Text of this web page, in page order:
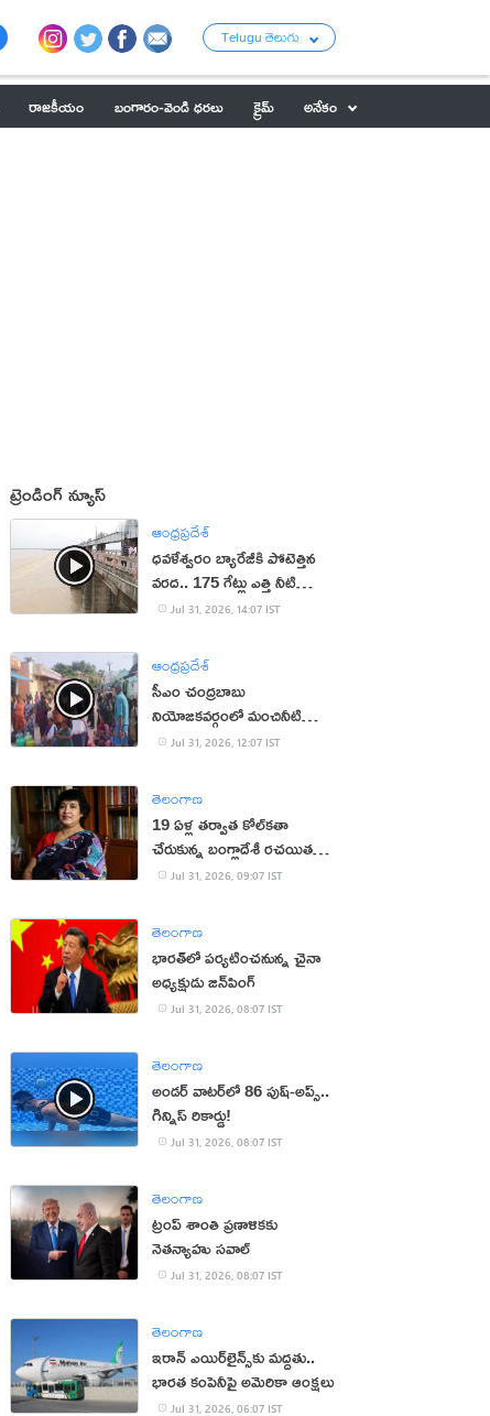
Telugu తెలుగు
రాజకీయం బంగారం-వెండి ధరలు క్రైమ్
అనేకం
ట్రెండింగ్ న్యూస్
ఆంధ్రప్రదేశ్
ధవళేశ్వరం బ్యారేజీకి పోటెత్తిన
వరద.. 175 గేట్లు ఎత్తి నీటి
విడుదల
Jul 31, 2026, 14:07 IST
ఆంధ్రప్రదేశ్
సీఎం చంద్రబాబు
నియోజకవర్గంలో మంచినీటి
కష్టాలు.. మహిళలు ఆందోళన
Jul 31, 2026, 12:07 IST
తెలంగాణ
19 ఏళ్ల త‌ర్వాత కోల్‌క‌తా
చేరుకున్న బంగ్లాదేశీ ర‌చ‌యిత
త‌స్లీమా న‌స్రీన్‌
Jul 31, 2026, 09:07 IST
తెలంగాణ
భారత్‌లో పర్యటించనున్న చైనా
అధ్యక్షుడు జిన్‌పింగ్
Jul 31, 2026, 08:07 IST
తెలంగాణ
అండర్ వాటర్‌లో 86 పుష్-అప్స్..
గిన్నిస్ రికార్డు!
Jul 31, 2026, 08:07 IST
తెలంగాణ
ట్రంప్ శాంతి ప్రణాళికకు
నెతన్యాహు సవాల్‌
Jul 31, 2026, 08:07 IST
తెలంగాణ
ఇరాన్ ఎయిర్‌లైన్స్‌కు మద్దతు..
భారత కంపెనీపై అమెరికా ఆంక్షలు
Jul 31, 2026, 06:07 IST